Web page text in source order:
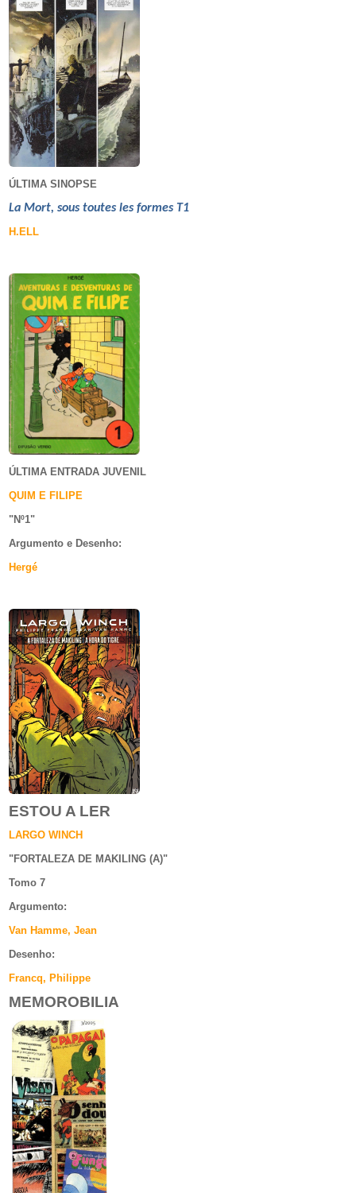
ÚLTIMA SINOPSE
La Mort, sous toutes les formes T1
H.ELL
ÚLTIMA ENTRADA JUVENIL
QUIM E FILIPE
"Nº1"
Argumento e Desenho:
Hergé
ESTOU A LER
LARGO WINCH
"FORTALEZA DE MAKILING (A)"
Tomo 7
Argumento:
Van Hamme, Jean
Desenho:
Francq, Philippe
MEMOROBILIA